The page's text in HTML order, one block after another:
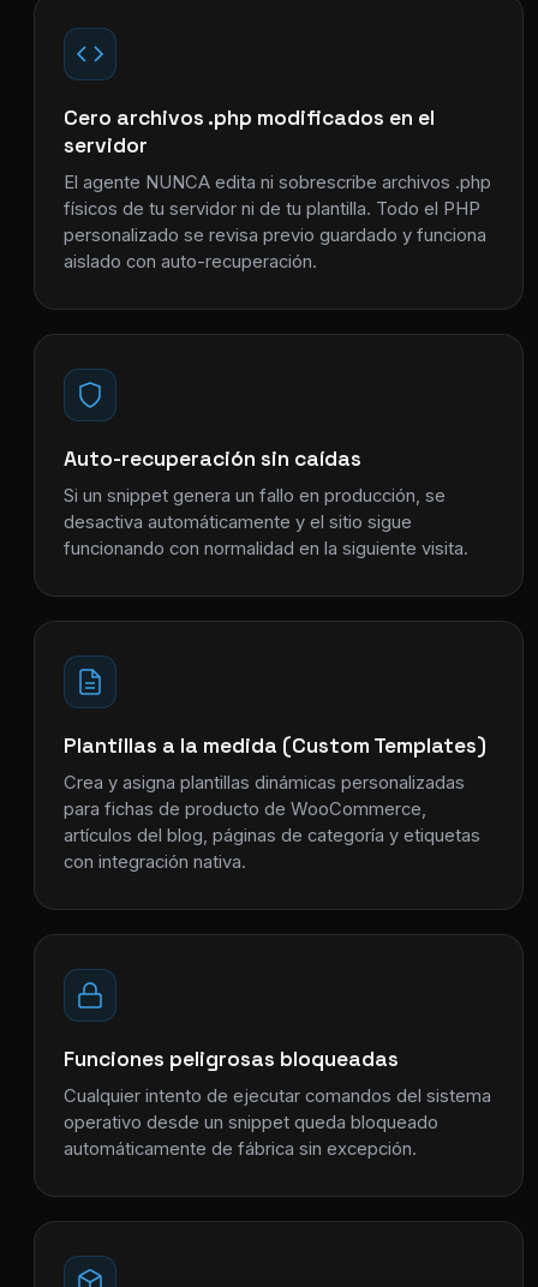
Cero archivos .php modificados en el
servidor
El agente NUNCA edita ni sobrescribe archivos .php
físicos de tu servidor ni de tu plantilla. Todo el PHP
personalizado se revisa previo guardado y funciona
aislado con auto-recuperación.
Auto-recuperación sin caídas
Si un snippet genera un fallo en producción, se
desactiva automáticamente y el sitio sigue
funcionando con normalidad en la siguiente visita.
Plantillas a la medida (Custom Templates)
Crea y asigna plantillas dinámicas personalizadas
para fichas de producto de WooCommerce,
artículos del blog, páginas de categoría y etiquetas
con integración nativa.
Funciones peligrosas bloqueadas
Cualquier intento de ejecutar comandos del sistema
operativo desde un snippet queda bloqueado
automáticamente de fábrica sin excepción.